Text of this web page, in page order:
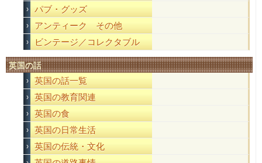
パブ・グッズ
アンティーク その他
ビンテージ／コレクタブル
英国の話
英国の話一覧
英国の教育関連
英国の食
英国の日常生活
英国の伝統・文化